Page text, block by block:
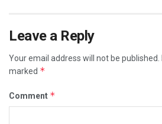
Leave a Reply
Your email address will not be published.
marked *
Comment *